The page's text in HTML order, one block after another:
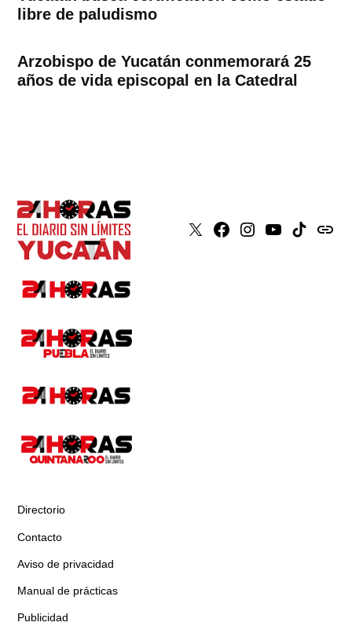
libre de paludismo
Arzobispo de Yucatán conmemorará 25
años de vida episcopal en la Catedral
X Faceboook
Instagram
YoutubeTiktokissuu
Directorio
Contacto
Aviso de privacidad
Manual de prácticas
Publicidad